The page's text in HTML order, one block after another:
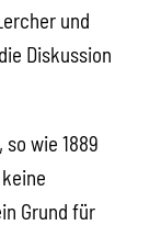
und
Diskussion
wie 1889
Grund für